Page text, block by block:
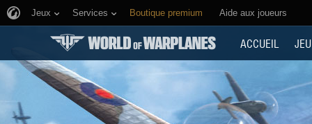
Jeux Services Boutique premium Aide aux joueurs
ACCUEIL JEU